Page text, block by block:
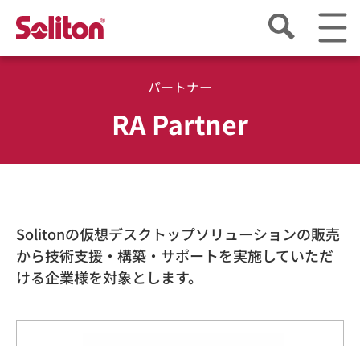
パートナー
RA Partner
Solitonの仮想デスクトップソリューションの販売
から技術支援・構築・サポートを実施していただ
ける企業様を対象とします。